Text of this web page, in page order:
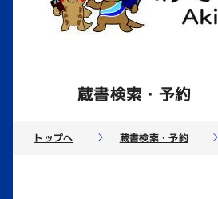
蔵書検索・予約
トップへ 蔵書検索・予約